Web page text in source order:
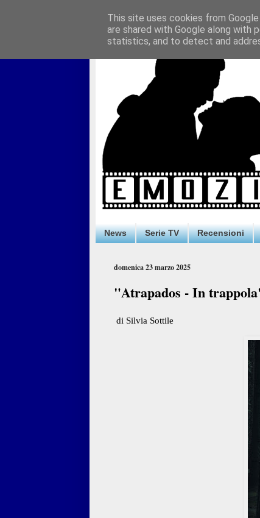
News Serie TV Recensioni
domenica 23 marzo 2025
"Atrapados - In
di Silvia Sottile
This site uses cookies from
are shared with Google along with
statistics, and to detect and